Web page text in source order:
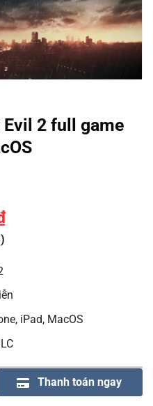
2 full game
Giá
hiện
iPad, MacOS
Thanh toán ngay